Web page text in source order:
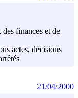
finances et de
actes, décisions
21/04/2000